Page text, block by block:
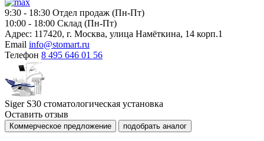
9:30 - 18:30 Отдел продаж (Пн-Пт)
10:00 - 18:00 Склад (Пн-Пт)
Адрес: 117420, г. Москва, улица Намёткина, 14 корп.1
Email info@stomart.ru
Телефон 8 495 646 01 56
Siger S30 стоматологическая установка
Оставить отзыв
Коммерческое предложение подобрать аналог